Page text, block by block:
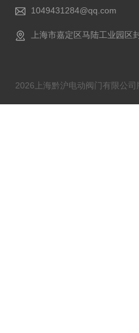
1049431284@qq.com
上海市嘉定区马陆工业园区
2026上海黔沪电动阀门有限公